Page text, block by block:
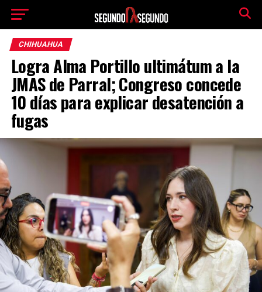
CHIHUAHUA
Logra Alma Portillo ultimátum a la
JMAS de Parral; Congreso concede
10 días para explicar desatención a
fugas